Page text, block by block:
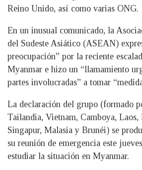
Reino Unido, así como varias ONG.
En un inusual comunicado, la
del Sudeste Asiático (ASEAN)
preocupación” por la reciente
Myanmar e hizo un “llamamiento
partes involucradas” a tomar
La declaración del grupo (formado
Tailandia, Vietnam, Camboya,
Singapur, Malasia y Brunéi) se
su reunión de emergencia este
estudiar la situación en Myanmar.